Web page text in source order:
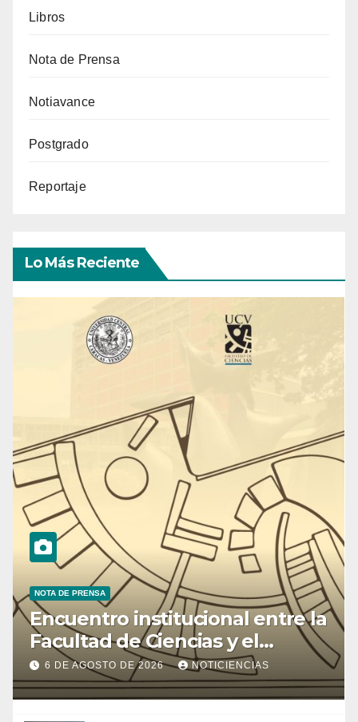
Libros
Nota de Prensa
Notiavance
Postgrado
Reportaje
Lo Más Reciente
NOTA DE PRENSA
Encuentro institucional entre la
Facultad de Ciencias y el
Ministerio de Ciencia y
Tecnología
6 DE AGOSTO DE 2026 NOTICIENCIAS